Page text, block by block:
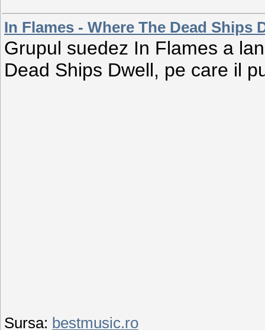
In Flames - Where The Dead Ships
Grupul suedez In Flames a
Dead Ships Dwell, pe care il
Sursa: bestmusic.ro